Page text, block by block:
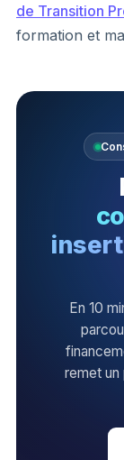
de Transition
formation et
En 10
remet un